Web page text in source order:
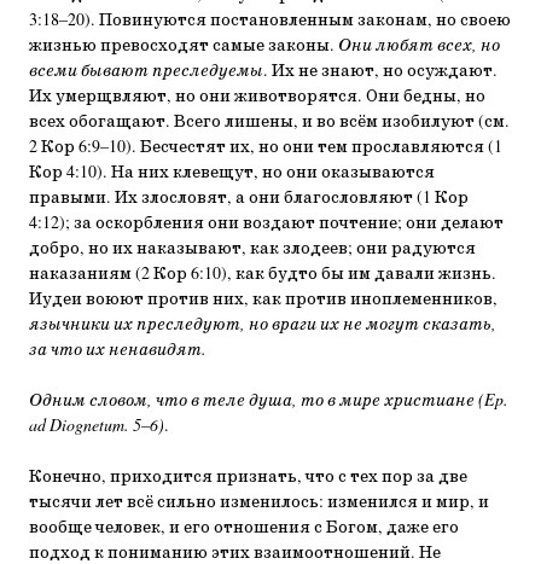
3:18–20). Повинуются постановленным законам, но своею
жизнью превосходят самые законы. Они любят всех, но
всеми бывают преследуемы. Их не знают, но осуждают.
Их умерщвляют, но они животворятся. Они бедны, но
всех обогащают. Всего лишены, и во всём изобилуют (см.
2 Кор 6:9–10). Бесчестят их, но они тем прославляются (1
Кор 4:10). На них клевещут, но они оказываются
правыми. Их злословят, а они благословляют (1 Кор
4:12); за оскорбления они воздают почтение; они делают
добро, но их наказывают, как злодеев; они радуются
наказаниям (2 Кор 6:10), как будто бы им давали жизнь.
Иудеи воюют против них, как против иноплеменников,
язычники их преследуют, но враги их не могут сказать,
за что их ненавидят.
Одним словом, что в теле душа, то в мире христиане(Ep.
ad Diognetum. 5–6).
Конечно, приходится признать, что с тех пор за две
тысячи лет всё сильно изменилось: изменился и мир, и
вообще человек, и его отношения с Богом, даже его
подход к пониманию этих взаимоотношений. Не